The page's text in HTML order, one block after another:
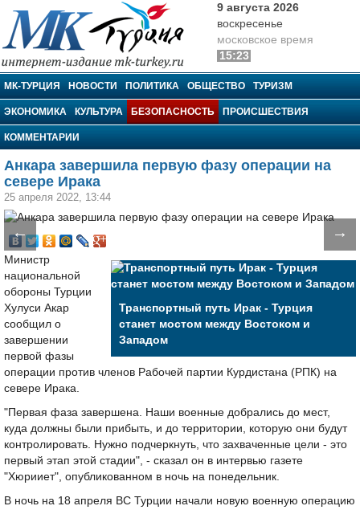
МК-Турция
9 августа 2026
воскресенье
московское время
15:23
МК-ТУРЦИЯ НОВОСТИ ПОЛИТИКА ОБЩЕСТВО ТУРИЗМ
ЭКОНОМИКА КУЛЬТУРА БЕЗОПАСНОСТЬ ПРОИСШЕСТВИЯ
КОММЕНТАРИИ
Анкара завершила первую фазу операции на
севере Ирака
25 апреля 2022, 13:44
← →
Транспортный путь Ирак - Турция
станет мостом между Востоком и
Западом
Министр
национальной
обороны Турции
Хулуси Акар
сообщил о
завершении
первой фазы
операции против членов Рабочей партии Курдистана (РПК) на
севере Ирака.
"Первая фаза завершена. Наши военные добрались до мест,
куда должны были прибыть, и до территории, которую они будут
контролировать. Нужно подчеркнуть, что захваченные цели - это
первый этап этой стадии", - сказал он в интервью газете
"Хюрииет", опубликованном в ночь на понедельник.
В ночь на 18 апреля ВС Турции начали новую военную операцию